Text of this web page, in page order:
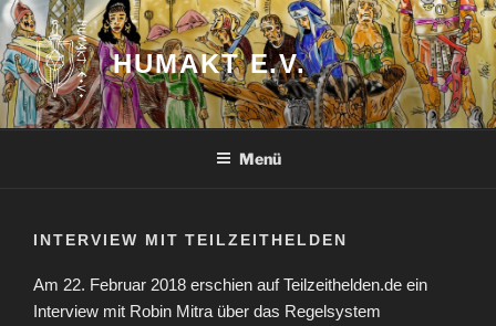
Zum
Inhalt
springen
HUMAKT E.V.
Menü
INTERVIEW MIT TEILZEITHELDEN
Am 22. Februar 2018 erschien auf Teilzeithelden.de ein
Interview mit Robin Mitra über das Regelsystem